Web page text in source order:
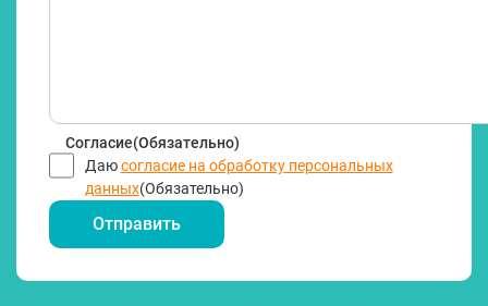
Согласие(Обязательно)
Даюсогласие на обработку персональных
данных(Обязательно)